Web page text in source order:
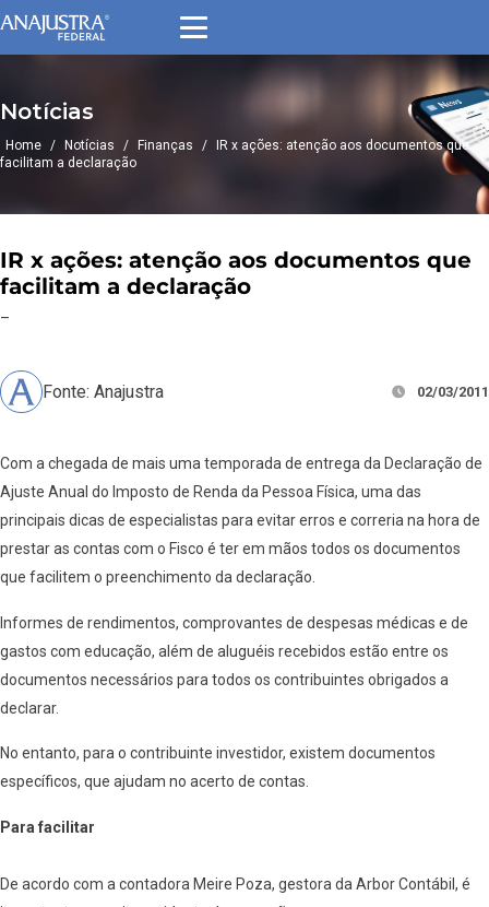
Notícias
Home / Notícias / Finanças /
IR x ações: atenção aos documentos que
facilitam a declaração
IR x ações: atenção aos documentos que
facilitam a declaração
–
Fonte: Anajustra 02/03/2011
Com a chegada de mais uma temporada de entrega da Declaração de
Ajuste Anual do Imposto de Renda da Pessoa Física, uma das
principais dicas de especialistas para evitar erros e correria na hora de
prestar as contas com o Fisco é ter em mãos todos os documentos
que facilitem o preenchimento da declaração.
Informes de rendimentos, comprovantes de despesas médicas e de
gastos com educação, além de aluguéis recebidos estão entre os
documentos necessários para todos os contribuintes obrigados a
declarar.
No entanto, para o contribuinte investidor, existem documentos
específicos, que ajudam no acerto de contas.
Para facilitar
De acordo com a contadora Meire Poza, gestora da Arbor Contábil, é